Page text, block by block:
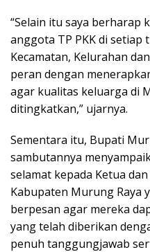
“Selain itu saya berharap
anggota TP PKK di
Kecamatan, Kelurahan
peran dengan
agar kualitas keluarga di
ditingkatkan,” ujarnya.
Sementara itu, Bupati
sambutannya
selamat kepada Ketua
Kabupaten Murung Raya
berpesan agar mereka
yang telah diberikan
penuh tanggungjawab